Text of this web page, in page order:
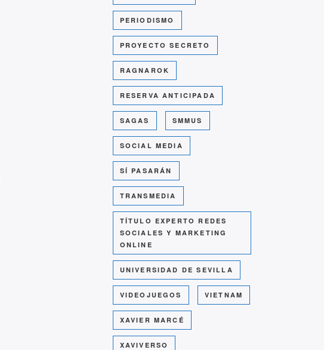
PERIODISMO
PROYECTO SECRETO
RAGNAROK
RESERVA ANTICIPADA
SAGAS SMMUS
SOCIAL MEDIA
SÍ PASARÁN
TRANSMEDIA
TÍTULO EXPERTO REDES
SOCIALES Y MARKETING
ONLINE
UNIVERSIDAD DE SEVILLA
VIDEOJUEGOS VIETNAM
XAVIER MARCÉ
XAVIVERSO